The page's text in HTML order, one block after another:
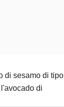
di sesamo di tipo
di